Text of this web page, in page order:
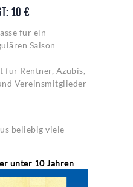
10 €
für ein
Saison
für Rentner, Azubis,
Vereinsmitglieder
beliebig viele
unter 10 Jahren